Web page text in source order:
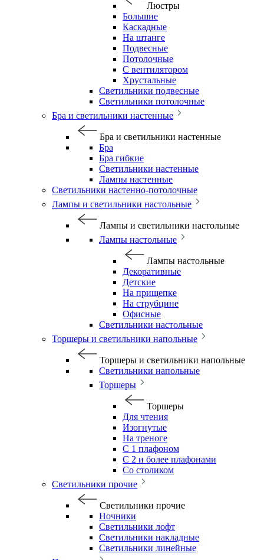
Люстры
Большие
Каскадные
На штанге
Подвесные
Потолочные
С вентилятором
Хрустальные
Светильники подвесные
Светильники потолочные
Бра и светильники настенные
Бра и светильники настенные
Бра
Бра гибкие
Светильники настенные
Лампы настенные
Светильники настенно-потолочные
Лампы и светильники настольные
Лампы и светильники настольные
Лампы настольные
Лампы настольные
Декоративные
Детские
На прищепке
На струбцине
Офисные
Светильники настольные
Торшеры и светильники напольные
Торшеры и светильники напольные
Светильники напольные
Торшеры
Торшеры
Для чтения
Изогнутые
На треноге
С 1 плафоном
С 2 и более плафонами
Со столиком
Светильники прочие
Светильники прочие
Ночники
Светильники лофт
Светильники накладные
Светильники линейные